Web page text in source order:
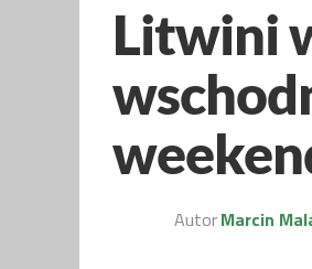
Litwini
AutorMarcin